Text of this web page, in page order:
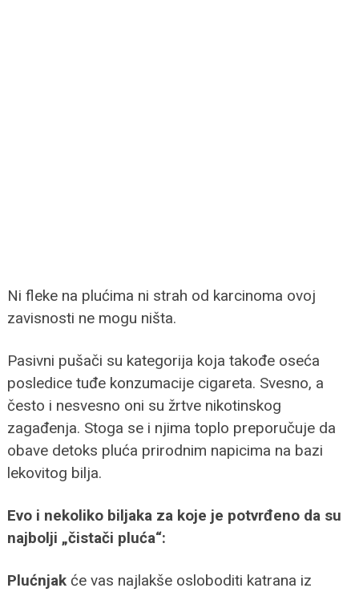
Ni fleke na plućima ni strah od karcinoma ovoj
zavisnosti ne mogu ništa.
Pasivni pušači su kategorija koja takođe oseća
posledice tuđe konzumacije cigareta. Svesno, a
često i nesvesno oni su žrtve nikotinskog
zagađenja. Stoga se i njima toplo preporučuje da
obave detoks pluća prirodnim napicima na bazi
lekovitog bilja.
Evo i nekoliko biljaka za koje je potvrđeno da su
najbolji „čistači pluća“:
Plućnjakće vas najlakše osloboditi katrana iz